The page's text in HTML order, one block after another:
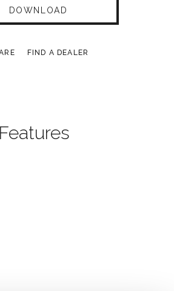
DOWNLOAD
FIND A DEALER